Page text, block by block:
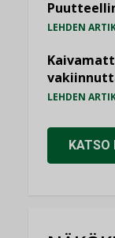
LEHDEN
LEHDEN
KATSO